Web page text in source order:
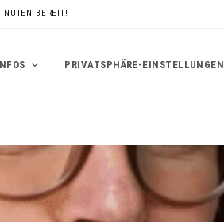
BEREIT!
PRIVATSPHÄRE-EINSTELLUNGEN